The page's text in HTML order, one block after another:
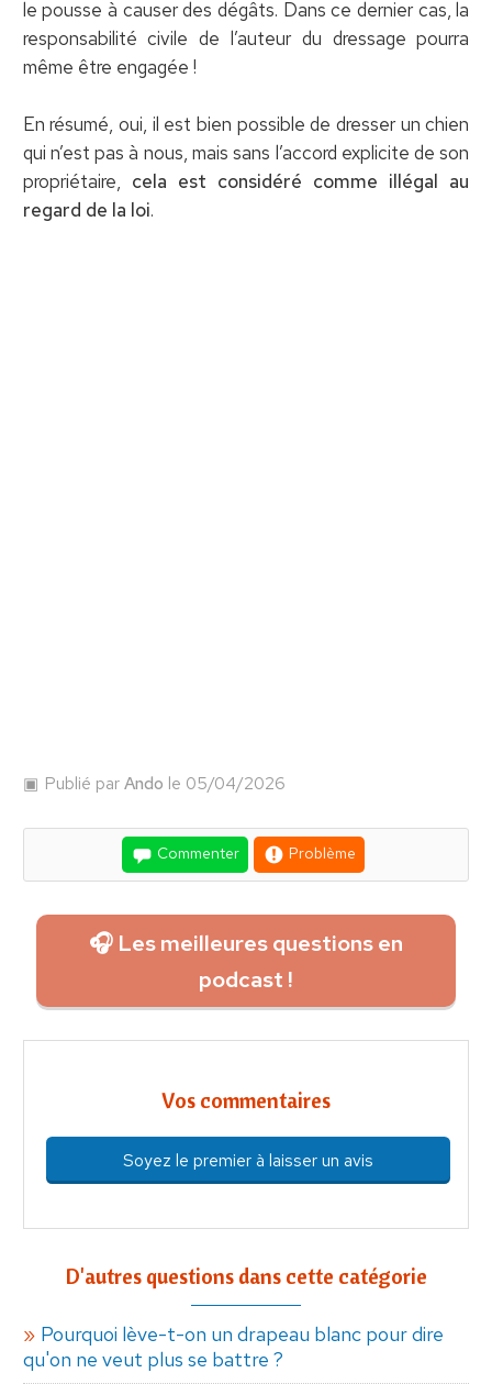
le pousse à causer des dégâts. Dans ce dernier cas, la
responsabilité civile de l’auteur du dressage pourra
même être engagée !
En résumé, oui, il est bien possible de dresser un chien
qui n’est pas à nous, mais sans l’accord explicite de son
propriétaire, cela est considéré comme illégal au
regard de la loi.
Publié parAndo le 05/04/2026
Commenter Problème
🎧 Les meilleures questions en
podcast !
Vos commentaires
Soyez le premier à laisser un avis
D'autres questions dans cette catégorie
Pourquoi lève-t-on un drapeau blanc pour dire
qu'on ne veut plus se battre ?